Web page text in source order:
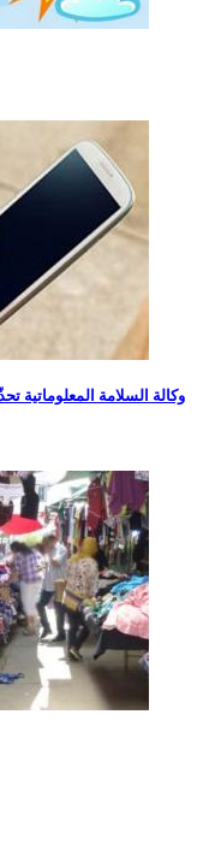
وكالة السلامة المعلوماتية